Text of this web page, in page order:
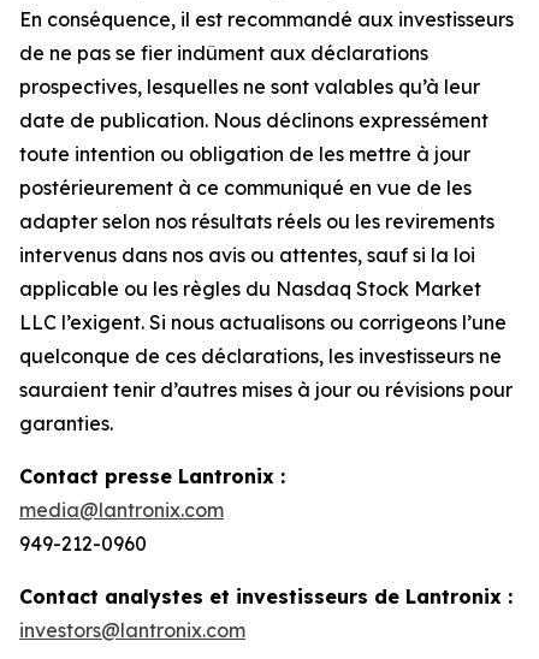
En conséquence, il est recommandé aux investisseurs
de ne pas se fier indûment aux déclarations
prospectives, lesquelles ne sont valables qu’à leur
date de publication. Nous déclinons expressément
toute intention ou obligation de les mettre à jour
postérieurement à ce communiqué en vue de les
adapter selon nos résultats réels ou les revirements
intervenus dans nos avis ou attentes, sauf si la loi
applicable ou les règles du Nasdaq Stock Market
LLC l’exigent. Si nous actualisons ou corrigeons l’une
quelconque de ces déclarations, les investisseurs ne
sauraient tenir d’autres mises à jour ou révisions pour
garanties.
Contact presse Lantronix :
media@lantronix.com
949-212-0960
Contact analystes et investisseurs de Lantronix :
investors@lantronix.com